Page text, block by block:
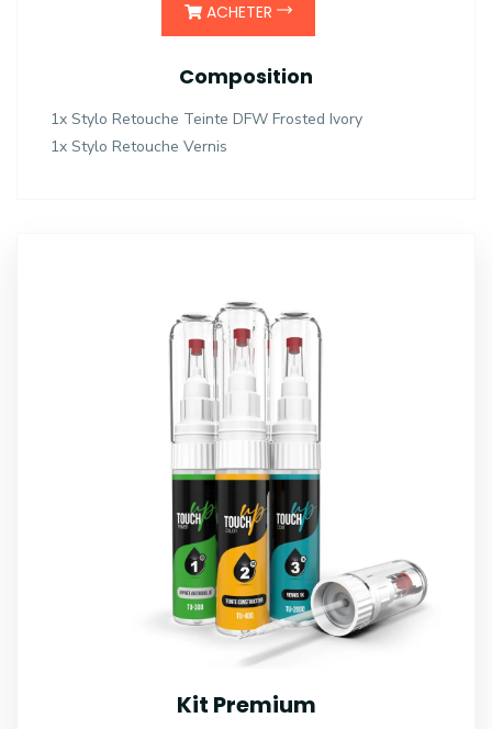
ACHETER
Composition
1x Stylo Retouche Teinte DFW Frosted Ivory
1x Stylo Retouche Vernis
Kit Premium